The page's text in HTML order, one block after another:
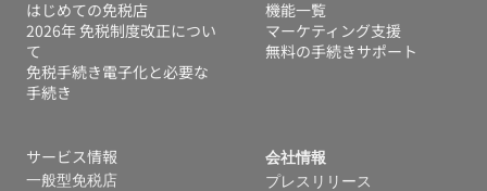
はじめての免税店
2026年 免税制度改正につい
て
免税手続き電子化と必要な
手続き
機能一覧
マーケティング支援
無料の手続きサポート
サービス情報
一般型免税店
会社情報
プレスリリース